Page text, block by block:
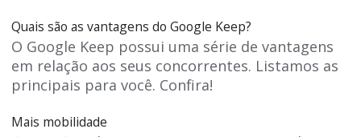
Quais são as vantagens do Google Keep?
O Google Keep possui uma série de vantagens
em relação aos seus concorrentes. Listamos as
principais para você. Confira!
Mais mobilidade